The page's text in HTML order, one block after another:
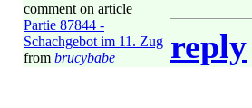
comment on article
Partie 87844 -
Schachgebot im 11. Zug
from brucybabe
reply